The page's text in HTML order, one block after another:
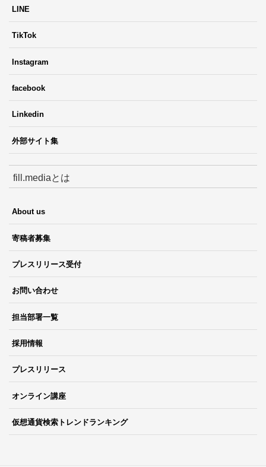
LINE
TikTok
Instagram
facebook
Linkedin
外部サイト集
fill.mediaとは
About us
寄稿者募集
プレスリリース受付
お問い合わせ
担当部署一覧
採用情報
プレスリリース
オンライン講座
仮想通貨検索トレンドランキング